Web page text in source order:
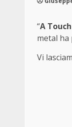
“A
metal ha
Vi